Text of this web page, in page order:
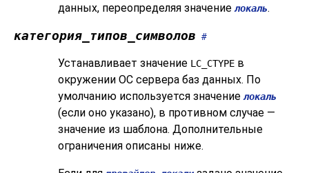
данных, переопределяя значение локаль.
категория_типов_символов #
Устанавливает значение LC_CTYPE в
окружении ОС сервера баз данных. По
умолчанию используется значение локаль
(если оно указано), в противном случае —
значение из шаблона. Дополнительные
ограничения описаны ниже.